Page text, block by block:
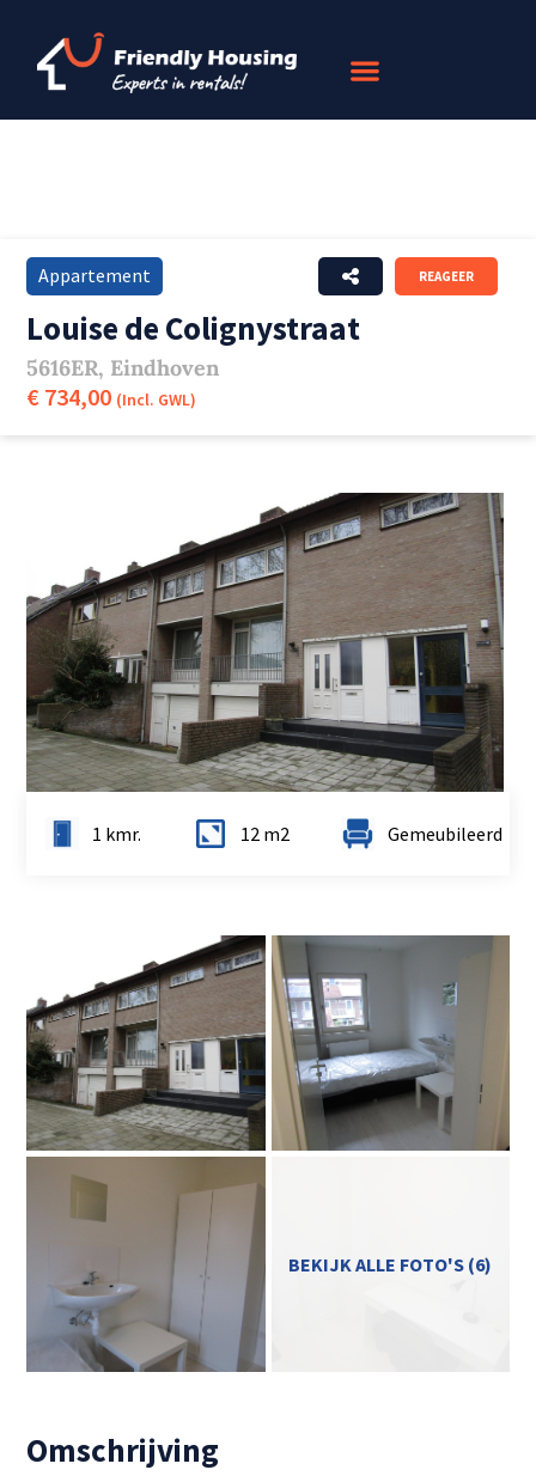
Appartement REAGEER
Louise de Colignystraat
5616ER, Eindhoven
€ 734,00 (Incl. GWL)
1 kmr. 12 m2 Gemeubileerd
BEKIJK ALLE FOTO'S (6)
Omschrijving